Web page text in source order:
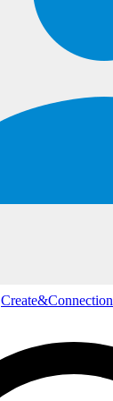
Create&Connection